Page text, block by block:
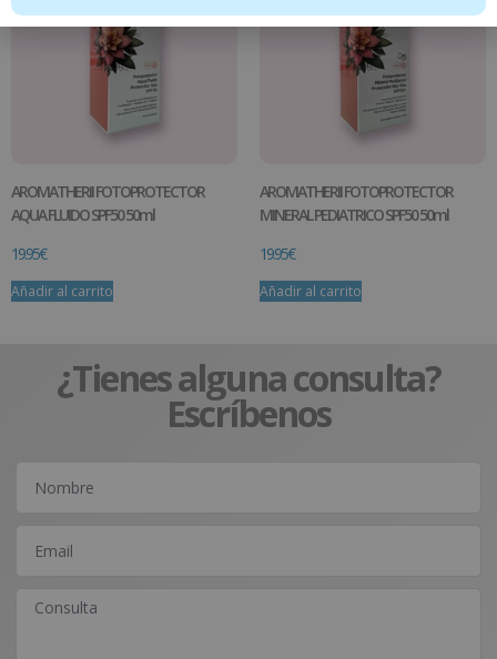
AROMATHERII FOTOPROTECTOR
AQUA FLUIDO SPF50 50ml
19.95€
Añadir al carrito
AROMATHERII FOTOPROTECTOR
MINERAL PEDIATRICO SPF50 50ml
19.95€
Añadir al carrito
¿Tienes alguna consulta?
Escríbenos